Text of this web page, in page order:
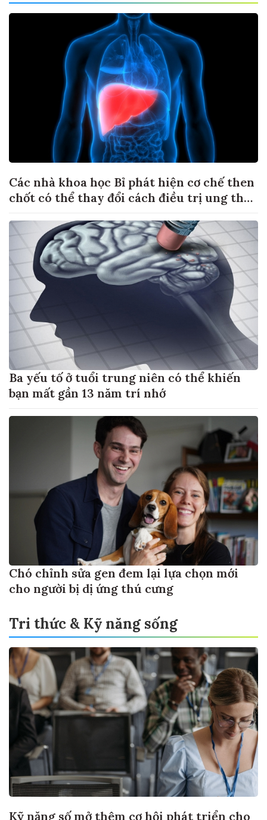
Các nhà khoa học Bỉ phát hiện cơ chế then
chốt có thể thay đổi cách điều trị ung thư
Ba yếu tố ở tuổi trung niên có thể khiến
bạn mất gần 13 năm trí nhớ
Chó chỉnh sửa gen đem lại lựa chọn mới
cho người bị dị ứng thú cưng
Tri thức & Kỹ năng sống
Kỹ năng số mở thêm cơ hội phát triển cho